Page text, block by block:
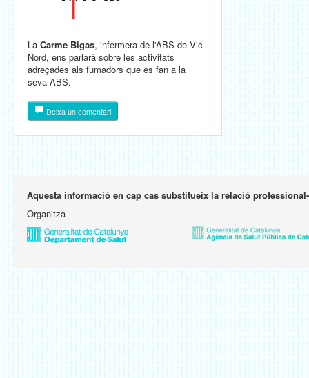
La Carme Bigas, infermera de l'ABS de Vic
Nord, ens parlarà sobre les activitats
adreçades als fumadors que es fan a la
seva ABS.
Deixa un comentari
Aquesta informació en cap cas substitueix la relació
Organitza